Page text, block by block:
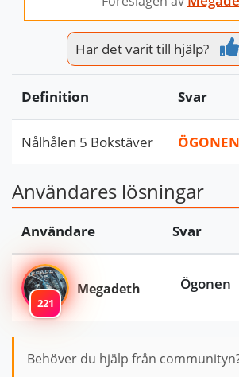
Har det varit till hjälp?
Definition Svar
Nålhålen 5 Bokstäver ÖGONEN
Användares lösningar
Användare Svar
221
Megadeth Ögonen
Behöver du hjälp från